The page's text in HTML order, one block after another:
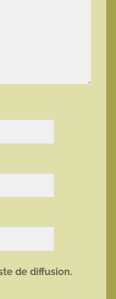
de diffusion.